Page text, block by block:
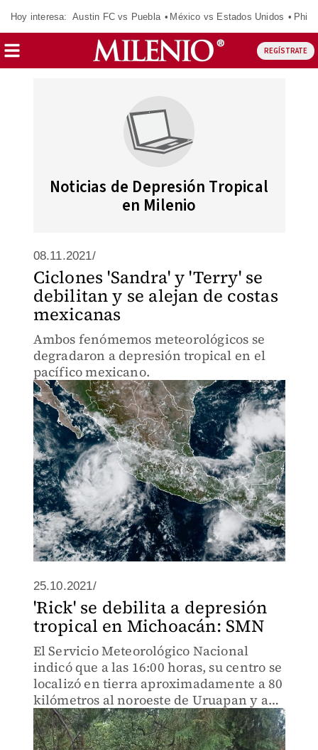
Hoy interesa: Austin FC vs Puebla México vs Estados Unidos
REGÍSTRATE
Noticias de Depresión Tropical
en Milenio
08.11.2021/
Ciclones 'Sandra' y 'Terry' se
debilitan y se alejan de costas
mexicanas
Ambos fenómemos meteorológicos se
degradaron a depresión tropical en el
pacífico mexicano.
25.10.2021/
'Rick' se debilita a depresión
tropical en Michoacán: SMN
El Servicio Meteorológico Nacional
indicó que a las 16:00 horas, su centro se
localizó en tierra aproximadamente a 80
kilómetros al noroeste de Uruapan y a
225 km al norte de Lázaro Cárdenas.